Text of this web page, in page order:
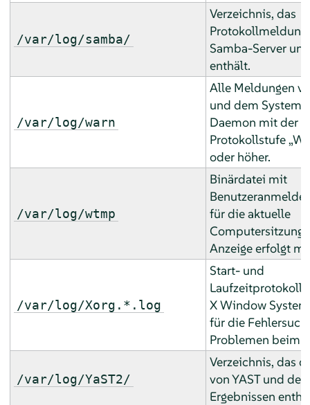
/var/log/samba/
Verzeichnis, das
Samba-Server
enthält.
/var/log/warn
Alle Meldungen
und dem
Daemon mit der
Protokollstufe„
oder höher.
/var/log/wtmp
Binärdatei mit
für die aktuelle
Computersitzung.
Anzeige erfolgt
/var/log/Xorg.*.log
Start- und
X Window
für die
Problemen beim
/var/log/YaST2/
Verzeichnis, das
von YAST und
Ergebnissen